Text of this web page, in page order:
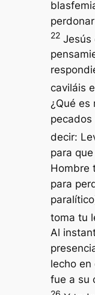
22Jesús
caviláis
¿Qué es
decir:
para
Hombre
para
toma tu
Al
lecho
fue a su